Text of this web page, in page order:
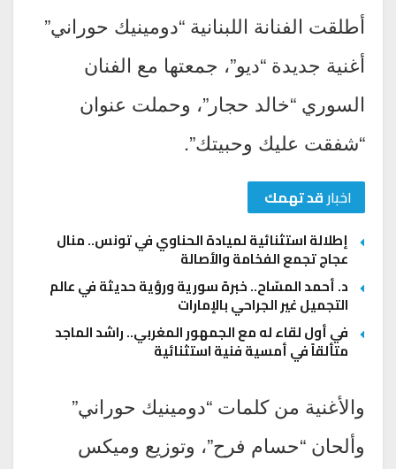
أطلقت الفنانة اللبنانية “دومينيك حوراني”
أغنية جديدة “ديو”، جمعتها مع الفنان
السوري “خالد حجار”، وحملت عنوان
“شفقت عليك وحبيتك”.
اخبارقد تهمك
إطلالة استثنائية لميادة الحناوي في تونس.. منال
عجاج تجمع الفخامة والأصالة
د. أحمد المسّاح.. خبرة سورية ورؤية حديثة في عالم
التجميل غير الجراحي بالإمارات
في أول لقاء له مع الجمهور المغربي.. راشد الماجد
متألقاً في أمسية فنية استثنائية
والأغنية من كلمات “دومينيك حوراني”
وألحان “حسام فرح”، وتوزيع وميكس